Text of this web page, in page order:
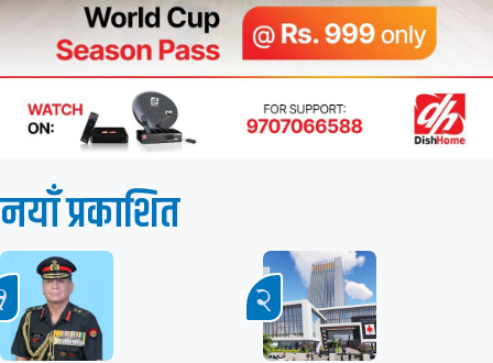
नयाँ प्रकाशित